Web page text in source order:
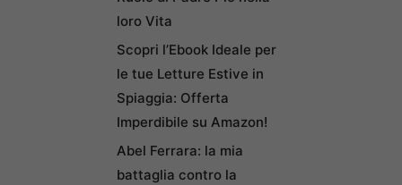
loro Vita
Scopri l’Ebook Ideale per
le tue Letture Estive in
Spiaggia: Offerta
Imperdibile su Amazon!
Abel Ferrara: la mia
battaglia contro la